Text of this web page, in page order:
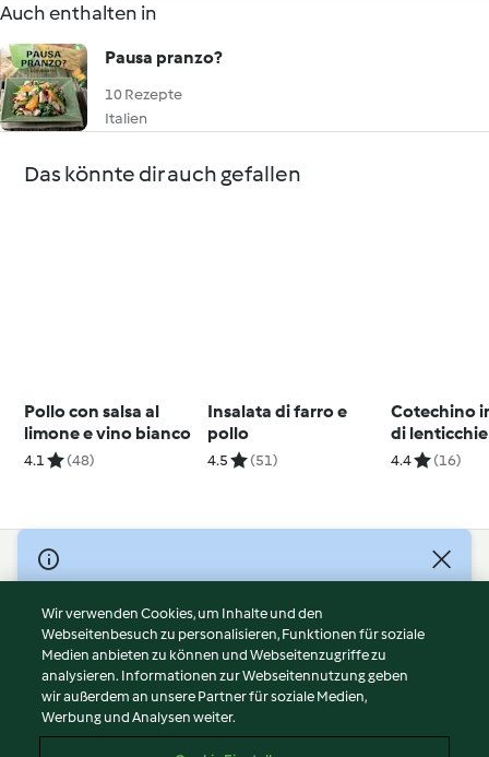
Auch enthalten in
Pausa pranzo?
10 Rezepte
Italien
Das könnte dir auch gefallen
Pollo con salsa al
limone e vino bianco
4.1 (48)
Insalata di farro e
pollo
4.5 (51)
Cotechino
di lenticchie
4.4 (16)
© Copyright 2026
Nutzungsbedingungen
Datenschutzrichtlinien
Disclaimer
Impressum
Cookies
Wir verwenden Cookies, um Inhalte und den
Webseitenbesuch zu personalisieren, Funktionen für soziale
Medien anbieten zu können und Webseitenzugriffe zu
analysieren. Informationen zur Webseitennutzung geben
wir außerdem an unsere Partner für soziale Medien,
Werbung und Analysen weiter.